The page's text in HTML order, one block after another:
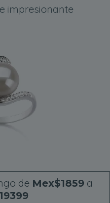
impresionante
de Mex$1859 a